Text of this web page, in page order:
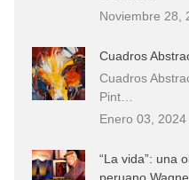
Noviembre 28,
Cuadros
Cuadros
Pint…
Enero 03, 2024
“La vida”: una
peruano